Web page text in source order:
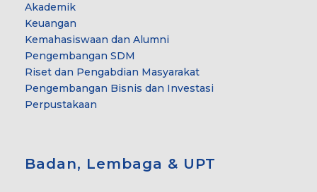
Akademik
Keuangan
Kemahasiswaan dan Alumni
Pengembangan SDM
Riset dan Pengabdian Masyarakat
Pengembangan Bisnis dan Investasi
Perpustakaan
Badan, Lembaga & UPT